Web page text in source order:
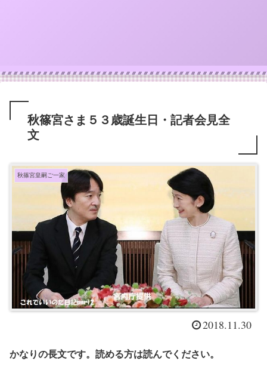
秋篠宮さま５３歳誕生日・記者会見全
文
秋篠宮皇嗣ご一家
2018.11.30
かなりの長文です。読める方は読んでください。